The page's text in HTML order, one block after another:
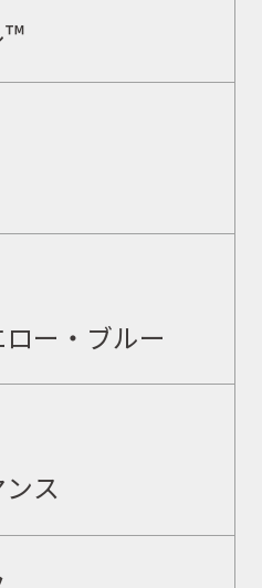
™
ー・ブルー
ス